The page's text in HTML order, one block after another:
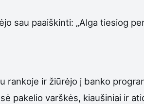
sau paaiškinti: „Alga tiesiog
ir žiūrėjo į banko
pakelio varškės, kiaušiniai ir